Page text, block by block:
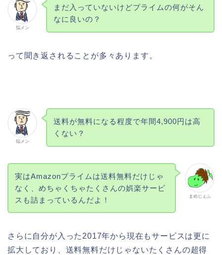
悩メン
まだ入っていないけどプライムの何がそん
なに良いの？
って聞き返されることが多々あります。
悩メン
送料が無料になる程度で年間4,900円は高
くない？
まめじぇふ
実はAmazonプライムは送料無料だけじゃ
なく、めちゃくちゃたくさんの娯楽サービ
スも詰まっているんだよ！
さらに自分が入った2017年から現在もサービスは更に
拡大しており、送料無料だけじゃないたくさんの超得